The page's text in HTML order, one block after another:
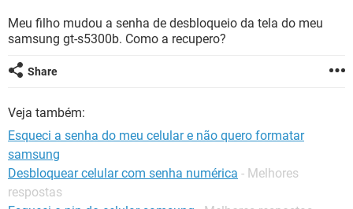
GUIA DE COMPRAS
OUTLOOK EXCEL
INSTAGRAM GMAIL
GUIA DE COMPRAS
Meu filho mudou a senha de desbloqueio da tela do meu
samsung gt-s5300b. Como a recupero?
Share
Veja também:
Esqueci a senha do meu celular e não quero formatar
samsung
Desbloquear celular com senha numérica - Melhores
respostas